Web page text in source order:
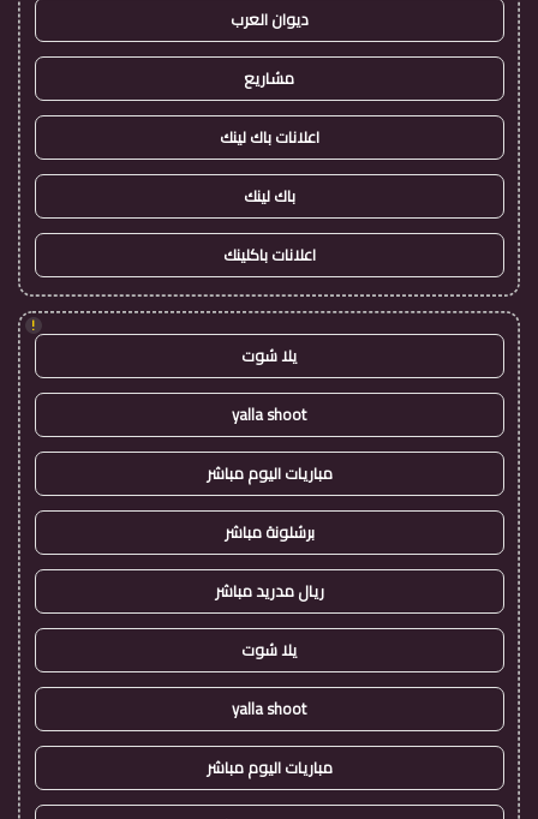
ديوان العرب
مشاريع
اعلانات باك لينك
باك لينك
اعلانات باكلينك
!
يلا شوت
yalla shoot
مباريات اليوم مباشر
برشلونة مباشر
ريال مدريد مباشر
يلا شوت
yalla shoot
مباريات اليوم مباشر